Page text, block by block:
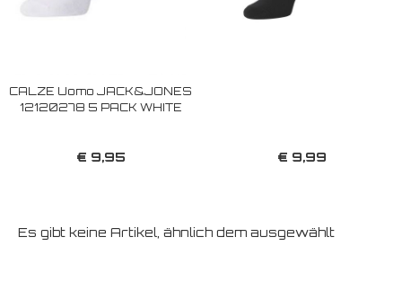
CALZE Uomo JACK&JONES
12120278 5 PACK WHITE
€ 9,95 € 9,99
Es gibt keine Artikel, ähnlich dem ausgewählt